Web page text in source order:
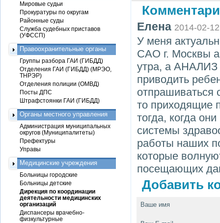
Елена 2014-02-12
У меня
САО г. Москвы
утра, а
приводить
отпрашиваться
то приходящие
тогда, когда
системы
работы наших
которые
посещающих
Добавить
Ваше имя
Мировые судьи
Прокуратуры по округам
Районные суды
Служба судебных приставов
(УФССП)
Правоохранительные органы
Группы разбора ГАИ (ГИБДД)
Отделения ГАИ (ГИБДД) (МРЭО,
ТНРЭР)
Отделения полиции (ОМВД)
Посты ДПС
Штрафстоянки ГАИ (ГИБДД)
Органы местного управления
Администрация муниципальных
округов (Муниципалитеты)
Префектуры
Управы
Медицинские учреждения
Больницы городские
Больницы детские
Дирекция по координации
деятельности медицинских
организаций
Диспансеры врачебно-
физкультурные